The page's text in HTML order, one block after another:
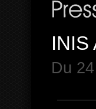
INIS
Du